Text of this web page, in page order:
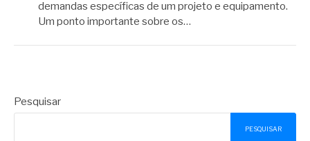
demandas específicas de um projeto e equipamento.
Um ponto importante sobre os…
Pesquisar
PESQUISAR